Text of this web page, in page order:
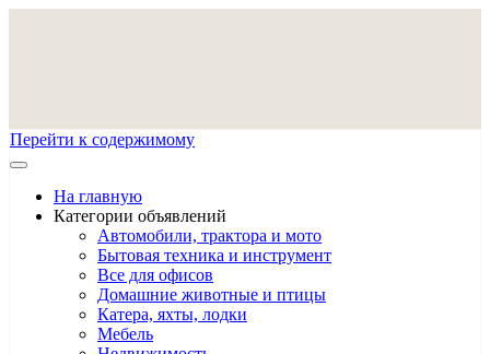
Перейти к содержимому
На главную
Категории объявлений
Автомобили, трактора и мото
Бытовая техника и инструмент
Все для офисов
Домашние животные и птицы
Катера, яхты, лодки
Мебель